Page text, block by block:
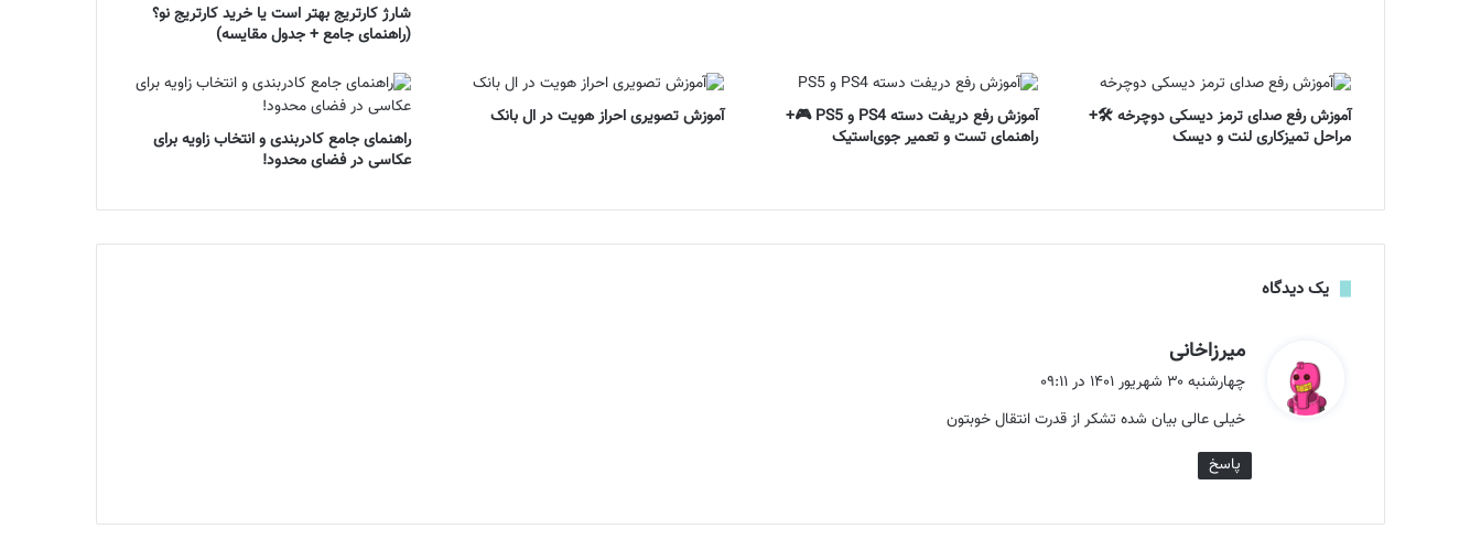
شارژ کارتریج بهتر است یا خرید کارتریج نو؟
(راهنمای جامع + جدول مقایسه)
آموزش رفع صدای ترمز دیسکی دوچرخه 🛠️+
مراحل تمیزکاری لنت و دیسک
آموزش رفع دریفت دسته PS4 و PS5 🎮+
راهنمای تست و تعمیر جوی‌استیک
آموزش تصویری احراز هویت در ال بانک
راهنمای جامع کادربندی و انتخاب زاویه برای
عکاسی در فضای محدود!
یک دیدگاه
میرزاخانی
ف
:
چهارشنبه ۳۰ شهریور ۱۴۰۱ در ۰۹:۱۱
خیلی عالی بیان شده تشکر از قدرت انتقال خوبتون
پاسخ